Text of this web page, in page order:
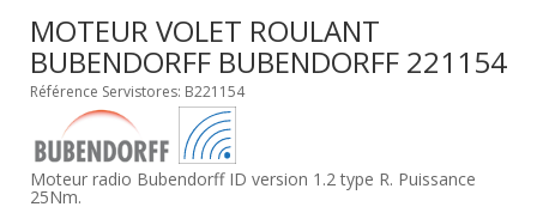
MOTEUR VOLET ROULANT
BUBENDORFF BUBENDORFF 221154
Référence Servistores: B221154
Moteur radio Bubendorff ID version 1.2 type R. Puissance
25Nm.